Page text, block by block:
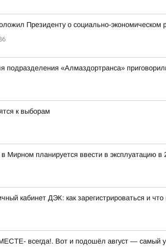
Президенту о социально-экономическом
подразделения «Алмаздортранса»
к выборам
Мирном планируется ввести в эксплуатацию в
кабинет ДЭК: как зарегистрироваться и что
всегда!. Вот и подошёл август — самый